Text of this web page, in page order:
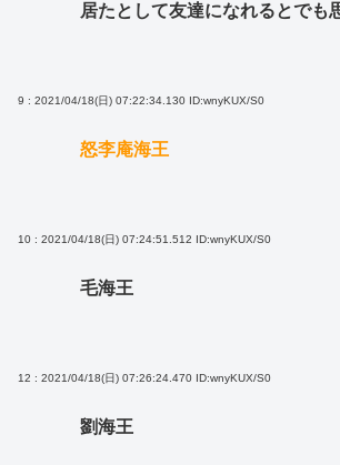
居たとして友達になれるとでも
9 : 2021/04/18(日) 07:22:34.130 ID:wnyKUX/S0
怒李庵海王
10 : 2021/04/18(日) 07:24:51.512 ID:wnyKUX/S0
毛海王
12 : 2021/04/18(日) 07:26:24.470 ID:wnyKUX/S0
劉海王